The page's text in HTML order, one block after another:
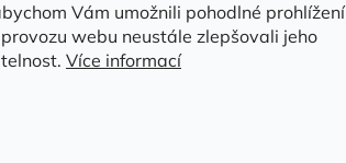
Vám umožnili pohodlné prohlížení
webu neustále zlepšovali jeho
Více informací